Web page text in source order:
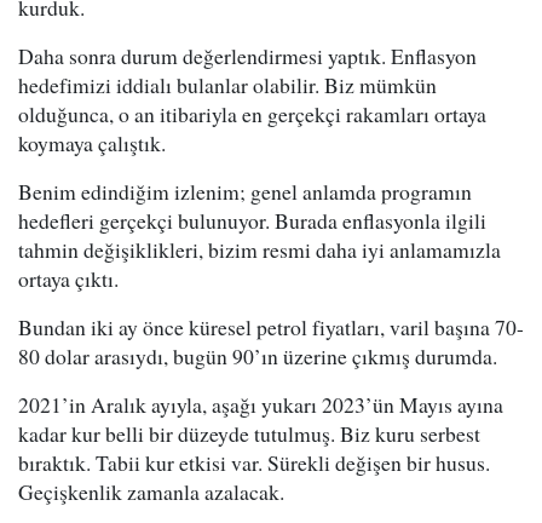
kurduk.
Daha sonra durum değerlendirmesi yaptık. Enflasyon
hedefimizi iddialı bulanlar olabilir. Biz mümkün
olduğunca, o an itibariyla en gerçekçi rakamları ortaya
koymaya çalıştık.
Benim edindiğim izlenim; genel anlamda programın
hedefleri gerçekçi bulunuyor. Burada enflasyonla ilgili
tahmin değişiklikleri, bizim resmi daha iyi anlamamızla
ortaya çıktı.
Bundan iki ay önce küresel petrol fiyatları, varil başına 70-
80 dolar arasıydı, bugün 90’ın üzerine çıkmış durumda.
2021’in Aralık ayıyla, aşağı yukarı 2023’ün Mayıs ayına
kadar kur belli bir düzeyde tutulmuş. Biz kuru serbest
bıraktık. Tabii kur etkisi var. Sürekli değişen bir husus.
Geçişkenlik zamanla azalacak.